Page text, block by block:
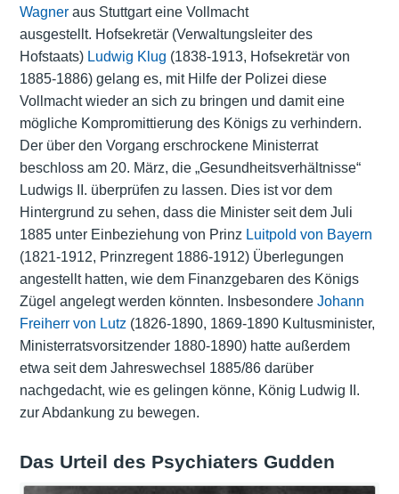
Wagneraus Stuttgart eine Vollmacht
ausgestellt. Hofsekretär (Verwaltungsleiter des
Hofstaats) Ludwig Klug (1838-1913, Hofsekretär von
1885-1886) gelang es, mit Hilfe der Polizei diese
Vollmacht wieder an sich zu bringen und damit eine
mögliche Kompromittierung des Königs zu verhindern.
Der über den Vorgang erschrockene Ministerrat
beschloss am 20. März, die „Gesundheitsverhältnisse“
Ludwigs II. überprüfen zu lassen. Dies ist vor dem
Hintergrund zu sehen, dass die Minister seit dem Juli
1885 unter Einbeziehung von Prinz Luitpold von Bayern
(1821-1912, Prinzregent 1886-1912) Überlegungen
angestellt hatten, wie dem Finanzgebaren des Königs
Zügel angelegt werden könnten. Insbesondere Johann
Freiherr von Lutz (1826-1890, 1869-1890 Kultusminister,
Ministerratsvorsitzender 1880-1890) hatte außerdem
etwa seit dem Jahreswechsel 1885/86 darüber
nachgedacht, wie es gelingen könne, König Ludwig II.
zur Abdankung zu bewegen.
Das Urteil des Psychiaters Gudden